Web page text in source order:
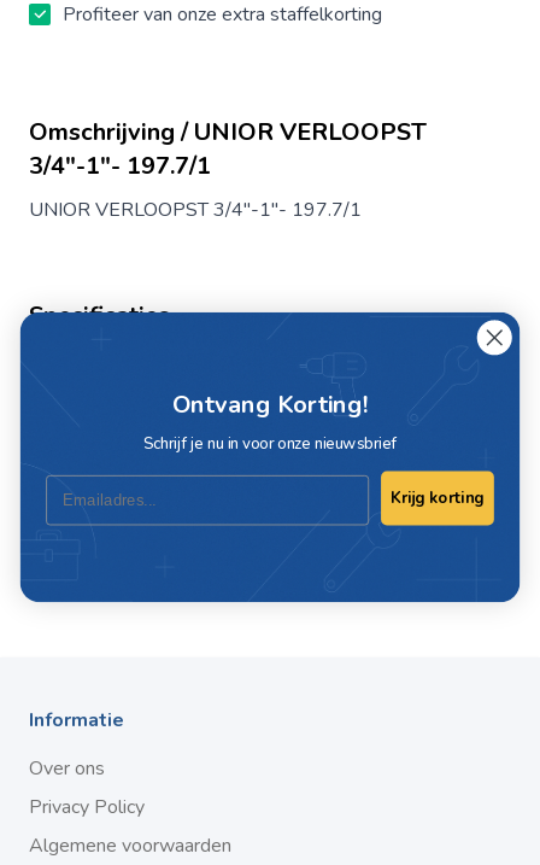
Profiteer van onze extra staffelkorting
Omschrijving / UNIOR VERLOOPST
3/4"-1"- 197.7/1
UNIOR VERLOOPST 3/4"-1"- 197.7/1
Specificaties
817354
3838909106953
Schrijf ook een review
Informatie
Over ons
Privacy Policy
Algemene voorwaarden
Ontvang Korting!
Schrijf je nu in voor onze nieuwsbrief
Email
Krijg korting